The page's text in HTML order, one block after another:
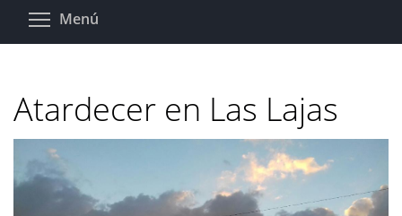
Pasar
Menú
Atardecer en Las Lajas